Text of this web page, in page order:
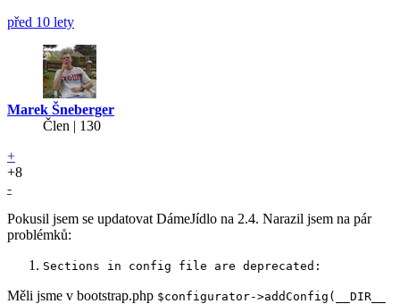
před 10 lety
Marek Šneberger
Člen | 130
+
+8
-
Pokusil jsem se updatovat DámeJídlo na 2.4. Narazil jsem na pár
problémků:
Sections in config file are deprecated:
Měli jsme v bootstrap.php $configurator->addConfig(__DIR__